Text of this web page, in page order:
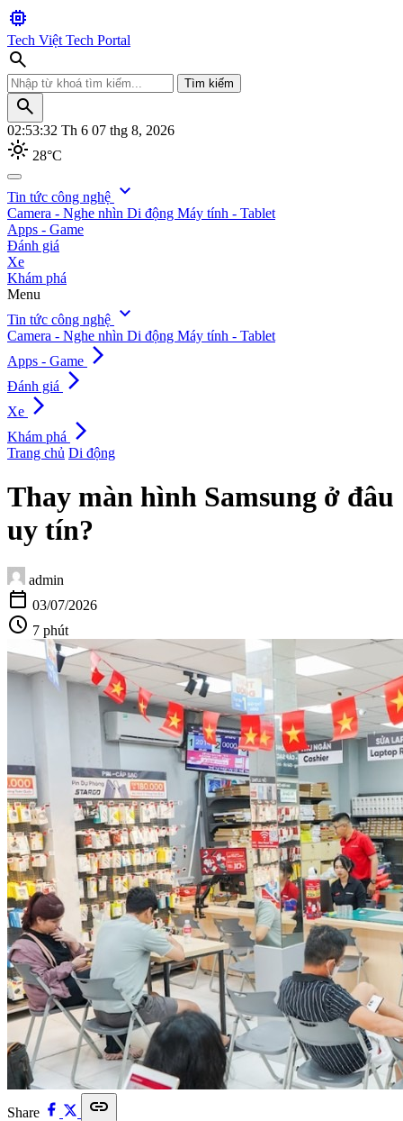
memory
Tech Việt Tech Portal
search
Tìm kiếm
search
02:53:33 Th 6 07 thg 8, 2026
light_mode 28°C
search
Tìm kiếm
Tin tức công nghệ expand_more
Camera - Nghe nhìn Di động Máy tính - Tablet
Apps - Game
Đánh giá
Xe
Khám phá
Menu
Tin tức công nghệ expand_more
Camera - Nghe nhìn Di động Máy tính - Tablet
Apps - Game arrow_forward_ios
Đánh giá arrow_forward_ios
Xe arrow_forward_ios
Khám phá arrow_forward_ios
Trang chủ Di động
Thay màn hình Samsung ở đâu
uy tín?
admin
calendar_today 03/07/2026
schedule 7 phút
Share link